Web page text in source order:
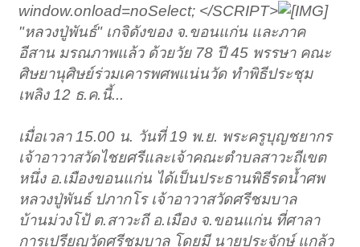
window.onload=noSelect; </SCRIPT>
"หลวงปู่พันธ์" เกจิดังของ จ.ขอนแก่น และภาค
อีสาน มรณภาพแล้ว ด้วยวัย 78 ปี 45 พรรษา คณะ
ศิษยานุศิษย์ร่วมเคารพศพแน่นวัด ทำพิธีประชุม
เพลิง 12 ธ.ค.นี้...
เมื่อเวลา 15.00 น. วันที่ 19 พ.ย. พระครูบุญชยากร
เจ้าอาวาสวัดไชยศรีและเจ้าคณะตำบลสาวะถีเขต
หนึ่ง อ.เมืองขอนแก่น ได้เป็นประธานพิธีรดน้ำศพ
หลวงปู่พันธ์ ปภากโร เจ้าอาวาสวัดศรีชมบาล
บ้านม่วงโป้ ต.สาวะถี อ.เมือง จ.ขอนแก่น ที่ศาลา
การเปรียญวัดศรีชมบาล โดยมี นายประจักษ์ แกล้ว